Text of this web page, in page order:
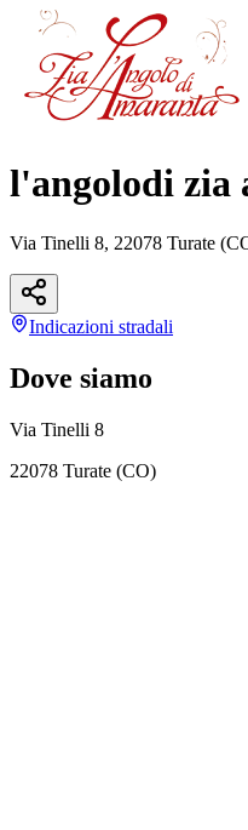
l'angolodi zia
Via Tinelli 8, 22078 Turate
Indicazioni stradali
Dove siamo
Via Tinelli 8
22078 Turate (CO)